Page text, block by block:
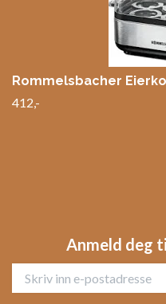
Rommelsbacher
412,-
Anmeld deg